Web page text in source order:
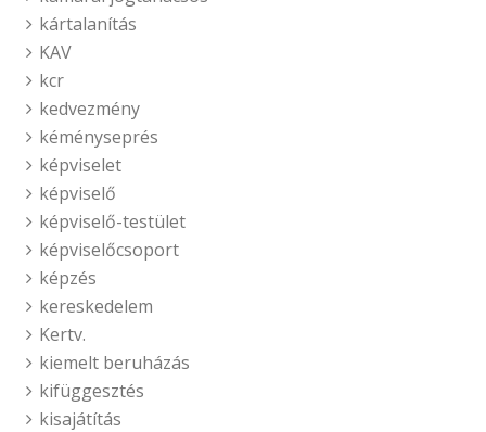
kártalanítás
KAV
kcr
kedvezmény
kéményseprés
képviselet
képviselő
képviselő-testület
képviselőcsoport
képzés
kereskedelem
Kertv.
kiemelt beruházás
kifüggesztés
kisajátítás